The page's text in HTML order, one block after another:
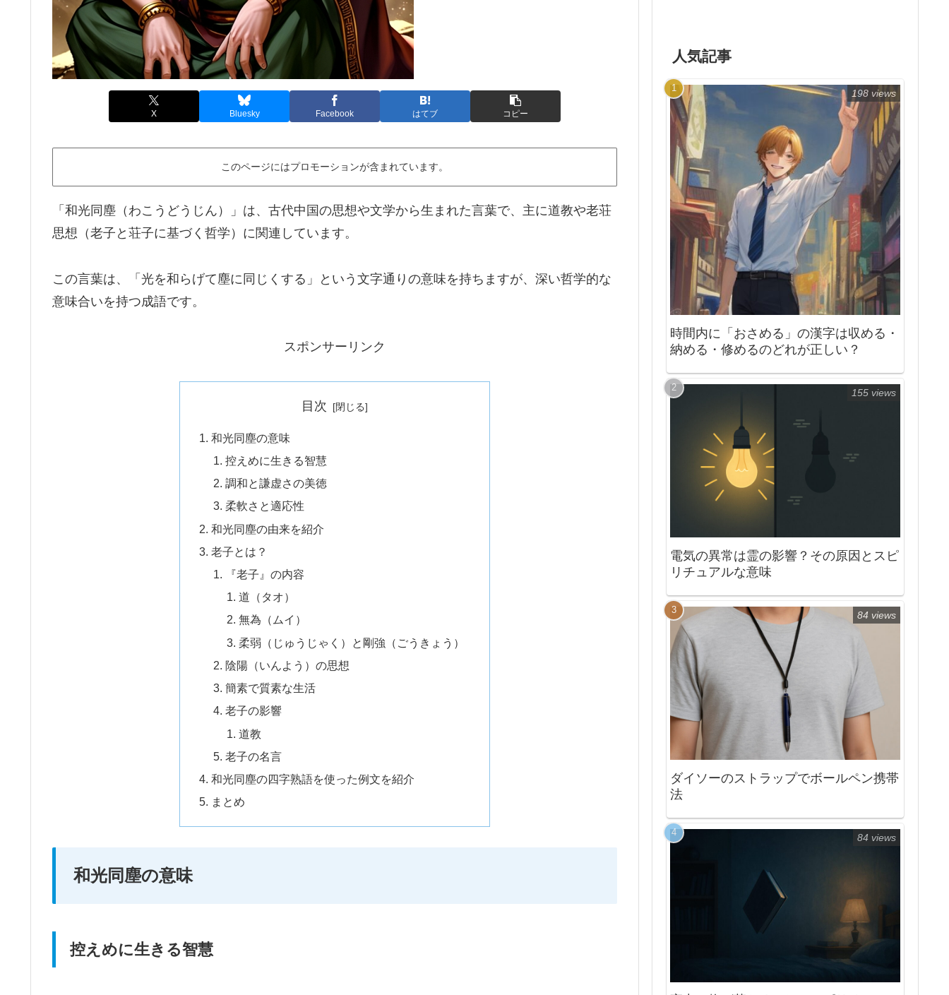
X Bluesky Facebook はてブ コピー
このページにはプロモーションが含まれています。
「和光同塵（わこうどうじん）」は、古代中国の思想や文学から生まれた言葉で、主に道教や老荘
思想（老子と荘子に基づく哲学）に関連しています。
この言葉は、「光を和らげて塵に同じくする」という文字通りの意味を持ちますが、深い哲学的な
意味合いを持つ成語です。
スポンサーリンク
目次
和光同塵の意味
控えめに生きる智慧
調和と謙虚さの美徳
柔軟さと適応性
和光同塵の由来を紹介
老子とは？
『老子』の内容
道（タオ）
無為（ムイ）
柔弱（じゅうじゃく）と剛強（ごうきょう）
陰陽（いんよう）の思想
簡素で質素な生活
老子の影響
道教
老子の名言
和光同塵の四字熟語を使った例文を紹介
まとめ
和光同塵の意味
控えめに生きる智慧
人気記事
時間内に「おさめる」の漢字は収める・
納める・修めるのどれが正しい？
198 views
電気の異常は霊の影響？その原因とスピ
リチュアルな意味
155 views
ダイソーのストラップでボールペン携帯
法
84 views
84 views